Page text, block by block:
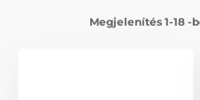
Megjelenítés 1-18 -